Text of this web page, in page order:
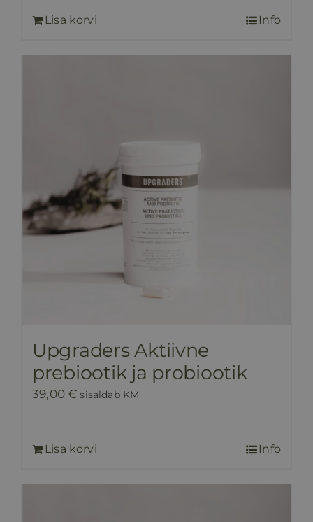
Lisa korvi Info
Upgraders Aktiivne
prebiootik ja probiootik
39,00€ sisaldab KM
Lisa korvi Info